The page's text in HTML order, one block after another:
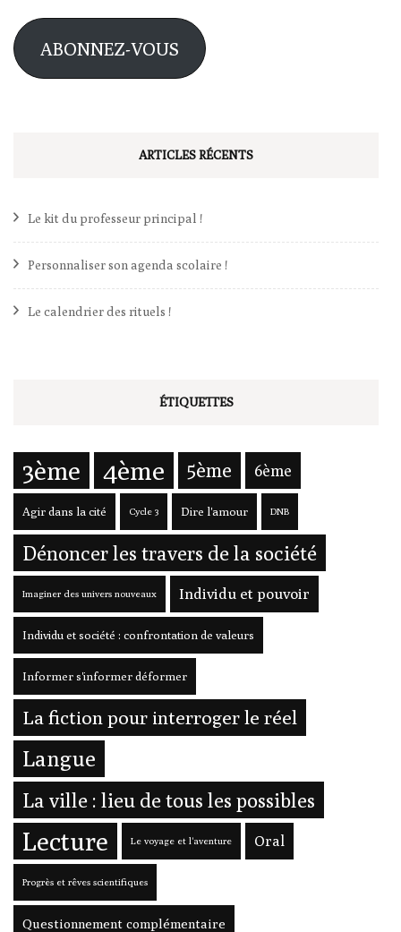
mail
ABONNEZ-VOUS
ARTICLES RÉCENTS
Le kit du professeur principal !
Personnaliser son agenda scolaire !
Le calendrier des rituels !
ÉTIQUETTES
3ème 4ème 5ème 6ème
Agir dans la cité Cycle 3 Dire l'amour DNB
Dénoncer les travers de la société
Imaginer des univers nouveaux Individu et pouvoir
Individu et société : confrontation de valeurs
Informer s'informer déformer
La fiction pour interroger le réel
Langue
La ville : lieu de tous les possibles
Lecture Le voyage et l'aventure Oral
Progrès et rêves scientifiques
Questionnement complémentaire